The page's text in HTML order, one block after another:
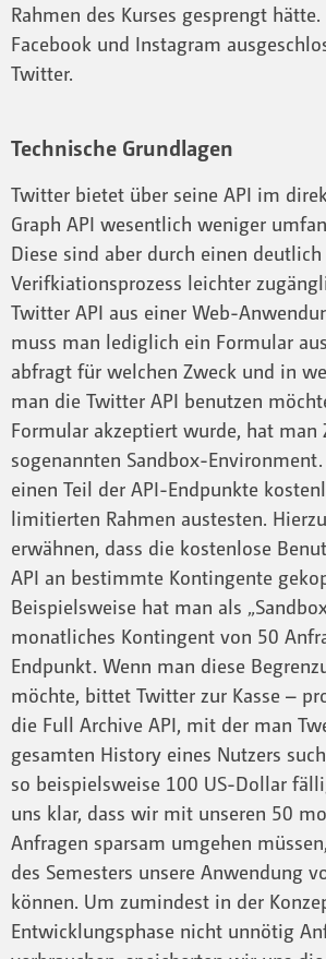
Rahmen des Kurses gesprengt
Facebook und Instagram
Twitter.
Technische Grundlagen
Twitter bietet über seine API im
Graph API wesentlich weniger
Diese sind aber durch einen
Verifkiationsprozess leichter
Twitter API aus einer Web-
muss man lediglich ein Formular
abfragt für welchen Zweck und in
man die Twitter API benutzen
Formular akzeptiert wurde, hat man
sogenannten Sandbox-
einen Teil der API-Endpunkte
limitierten Rahmen austesten.
erwähnen, dass die kostenlose
API an bestimmte Kontingente
Beispielsweise hat man als
monatliches Kontingent von 50
Endpunkt. Wenn man diese
möchte, bittet Twitter zur Kasse –
die Full Archive API, mit der man
gesamten History eines Nutzers
so beispielsweise 100 US-Dollar
uns klar, dass wir mit unseren 50
Anfragen sparsam umgehen
des Semesters unsere Anwendung
können. Um zumindest in der
Entwicklungsphase nicht unnötig